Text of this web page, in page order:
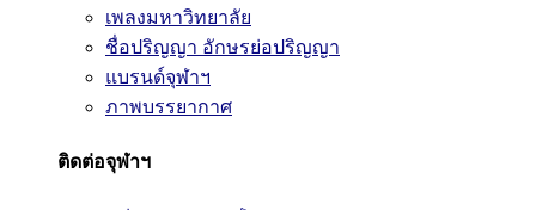
เพลงมหาวิทยาลัย
ชื่อปริญญา อักษรย่อปริญญา
แบรนด์จุฬาฯ
ภาพบรรยากาศ
ติดต่อจุฬาฯ